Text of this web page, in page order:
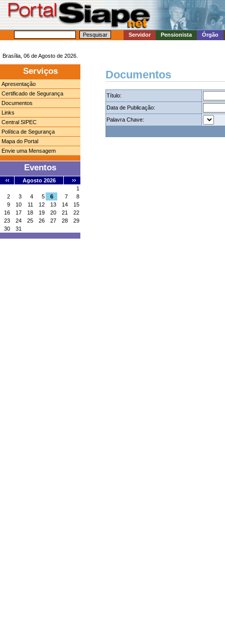
Servidor Pensionista Órgão
Brasília, 06 de Agosto de 2026.
Serviços
Apresentação
Certificado de Segurança
Documentos
Links
Central SIPEC
Política de Segurança
Mapa do Portal
Envie uma Mensagem
Eventos
Agosto 2026
1
2
3 4 5 6 7
8
9
10 11 12 13 14
15
16
17 18 19 20 21
22
23
24 25 26 27 28
29
30
31
Documentos
Título:
Data de Publicação:
Palavra Chave: